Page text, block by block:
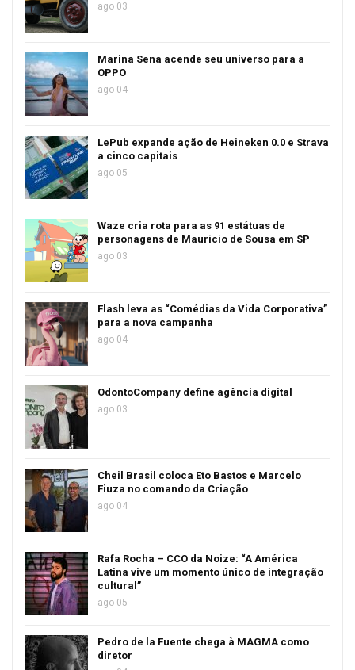
ago 03
Marina Sena acende seu universo para a
OPPO
ago 04
LePub expande ação de Heineken 0.0 e Strava
a cinco capitais
ago 05
Waze cria rota para as 91 estátuas de
personagens de Mauricio de Sousa em SP
ago 03
Flash leva as “Comédias da Vida Corporativa”
para a nova campanha
ago 04
OdontoCompany define agência digital
ago 03
Cheil Brasil coloca Eto Bastos e Marcelo
Fiuza no comando da Criação
ago 04
Rafa Rocha – CCO da Noize: “A América
Latina vive um momento único de integração
cultural”
ago 05
Pedro de la Fuente chega à MAGMA como
diretor